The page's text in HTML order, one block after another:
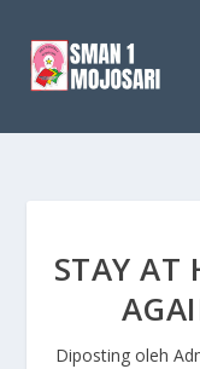
STAY AT
Diposting oleh